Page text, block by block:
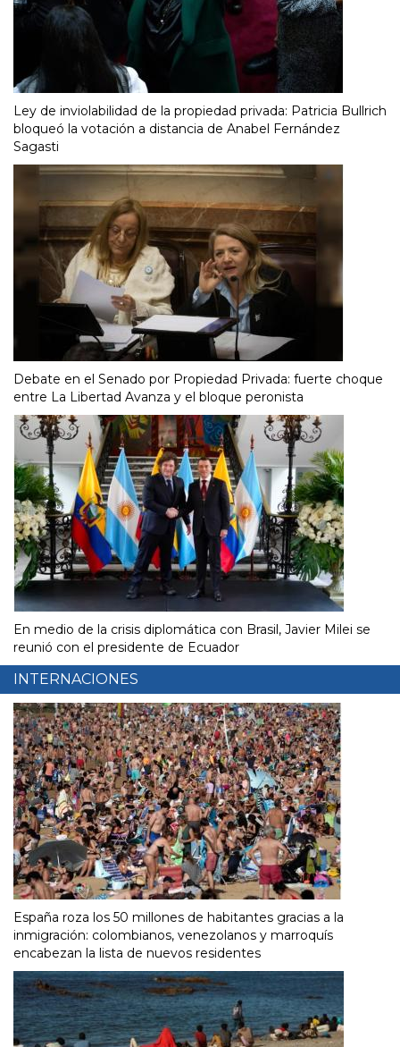
Ley de inviolabilidad de la propiedad privada: Patricia Bullrich
bloqueó la votación a distancia de Anabel Fernández
Sagasti
Debate en el Senado por Propiedad Privada: fuerte choque
entre La Libertad Avanza y el bloque peronista
En medio de la crisis diplomática con Brasil, Javier Milei se
reunió con el presidente de Ecuador
INTERNACIONES
España roza los 50 millones de habitantes gracias a la
inmigración: colombianos, venezolanos y marroquís
encabezan la lista de nuevos residentes